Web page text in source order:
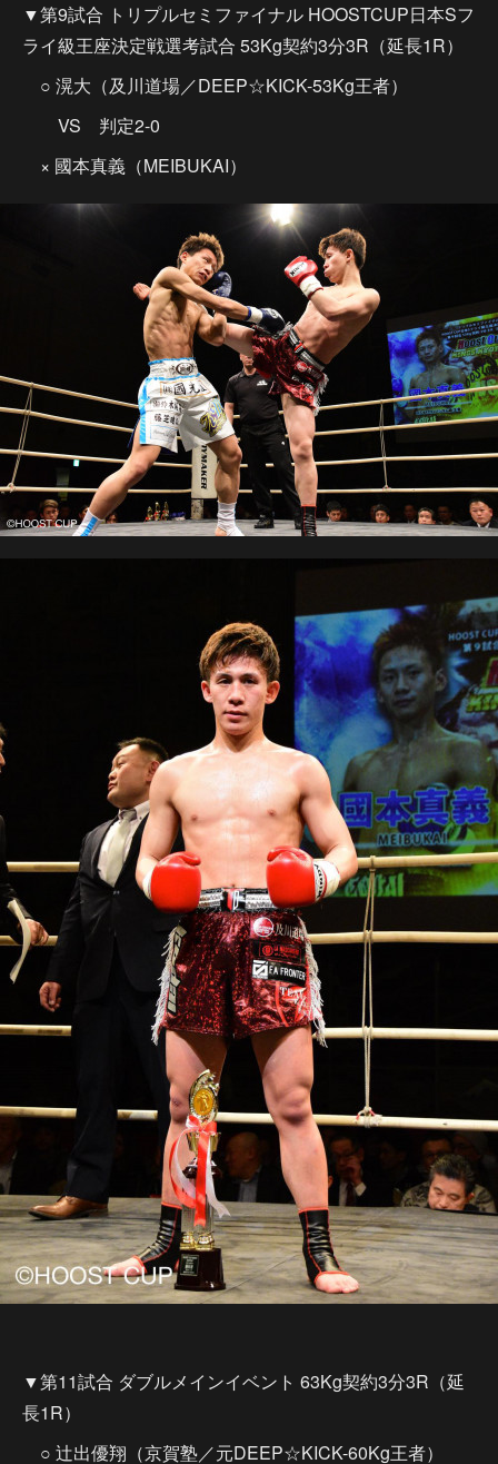
▼第9試合 トリプルセミファイナル HOOSTCUP日本Sフ
ライ級王座決定戦選考試合 53Kg契約3分3R（延長1R）
○ 滉大（及川道場／DEEP☆KICK-53Kg王者）
VS 判定2-0
× 國本真義（MEIBUKAI）
▼第11試合 ダブルメインイベント 63Kg契約3分3R（延
長1R）
○ 辻出優翔（京賀塾／元DEEP☆KICK-60Kg王者）